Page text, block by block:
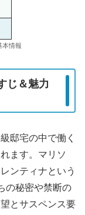
本情報
じ＆魅力
邸宅の中で働く
ます。マリソ
ンティナという
の秘密や禁断の
とサスペンス要